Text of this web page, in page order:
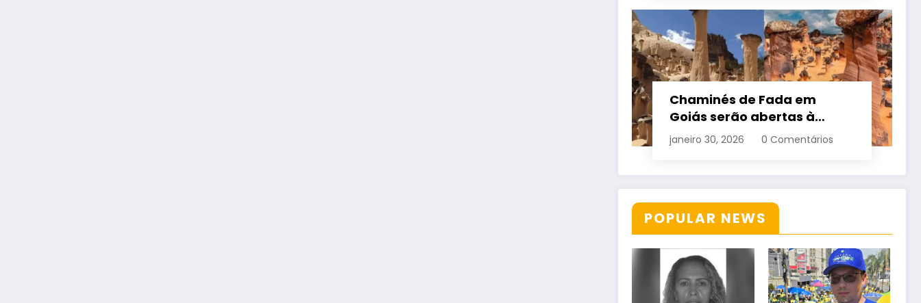
Chaminés de Fada em
Goiás serão abertas à
visitação controlada
janeiro 30, 2026 0 Comentários
POPULAR NEWS